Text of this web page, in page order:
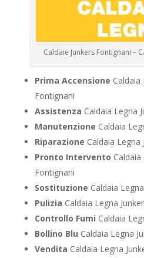
Caldaie Junkers Fontignani –
Prima Accensione Caldaia
Fontignani
Assistenza Caldaia Legna
Manutenzione Caldaia
Riparazione Caldaia Legna
Pronto Intervento Caldaia
Fontignani
Sostituzione Caldaia
Pulizia Caldaia Legna
Controllo Fumi Caldaia
Bollino Blu Caldaia Legna
Vendita Caldaia Legna